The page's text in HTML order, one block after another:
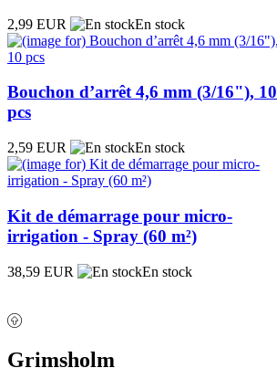
2,99 EUR En stock
Bouchon d’arrêt 4,6 mm (3/16"), 10
pcs
2,59 EUR En stock
Kit de démarrage pour micro-
irrigation - Spray (60 m²)
38,59 EUR En stock
Grimsholm